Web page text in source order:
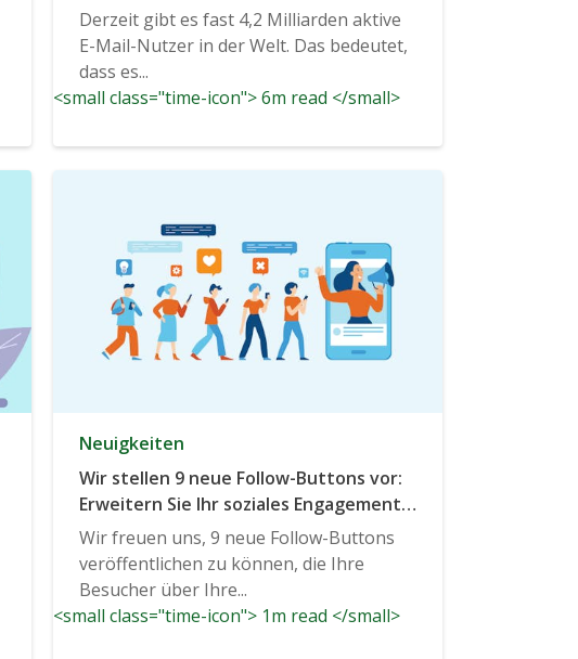
Derzeit gibt es fast 4,2 Milliarden aktive
E-Mail-Nutzer in der Welt. Das bedeutet,
dass es...
<small class="time-icon"> 6m read </small>
Neuigkeiten
Wir stellen 9 neue Follow-Buttons vor:
Erweitern Sie Ihr soziales Engagement
durch diese beliebten Kanäle
Wir freuen uns, 9 neue Follow-Buttons
veröffentlichen zu können, die Ihre
Besucher über Ihre...
<small class="time-icon"> 1m read </small>